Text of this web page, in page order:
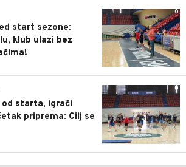
0
start sezone:
klub ulazi bez
0
od starta, igrači
priprema: Cilj se